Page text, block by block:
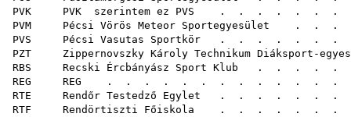
PVK PVK szerintem ez PVS . . . . . .
PVM Pécsi Vörös Meteor Sportegyesület . . .
PVS Pécsi Vasutas Sportkör . . . . . . .
PZT Zippernovszky Károly Technikum Diáksport-
RBS Recski Ércbányász Sport Klub . . . . .
REG REG . . . . . . . . . . .
RTE Rendőr Testedző Egylet . . . . . . .
RTF Rendörtiszti Főiskola . . . . . . . .